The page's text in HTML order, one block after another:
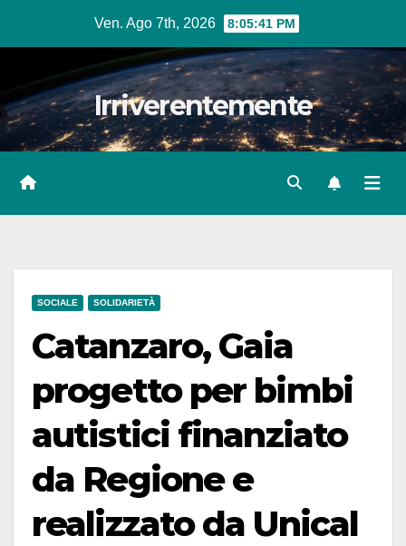
Ven. Ago 7th, 2026 8:05:42 PM
Irriverentemente
SOCIALE SOLIDARIETÀ
Catanzaro, Gaia
progetto per bimbi
autistici finanziato
da Regione e
realizzato da Unical